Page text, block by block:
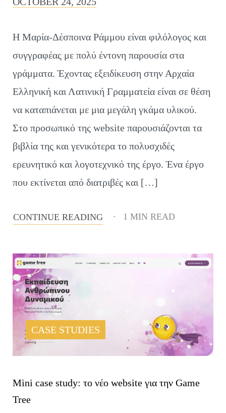
Η Μαρία-Δέσποινα Ράμμου είναι φιλόλογος και
συγγραφέας με πολύ έντονη παρουσία στα
γράμματα. Έχοντας εξειδίκευση στην Αρχαία
Ελληνική και Λατινική Γραμματεία είναι σε θέση
να καταπιάνεται με μια μεγάλη γκάμα υλικού.
Στο προσωπικό της website παρουσιάζονται τα
βιβλία της και γενικότερα το πολυσχιδές
ερευνητικό και λογοτεχνικό της έργο. Ένα έργο
που εκτίνεται από διατριβές και […]
CONTINUE READING 1 MIN READ
CASE STUDIES
Mini case study: το νέο website για την Game
Tree